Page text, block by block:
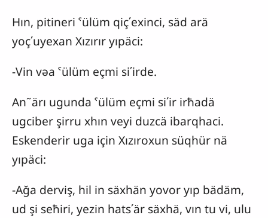
Hın, pitineri ˁülüm qiç΄exinci, säd arä
yoç΄uyexan Xızırır yıpäci:
-Vin vəa ˁülüm eçmi si΄irde.
An῀ärı ugunda ˁülüm eçmi si΄ir irħadä
ugciber şirru xhın veyi duzcä ibarqhaci.
Eskenderir uga için Xızıroxun süqhür nä
yıpäci:
-Ağa derviş, hil in säxhän yovor yıp bädäm,
ud şi seħiri, yezin hats΄är säxhä, vın tu vi, ulu